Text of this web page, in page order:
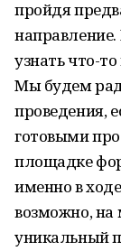
пройдя
узнать что-
Мы будем
проведения,
готовыми
площадке
именно в
возможно, на
уникальный